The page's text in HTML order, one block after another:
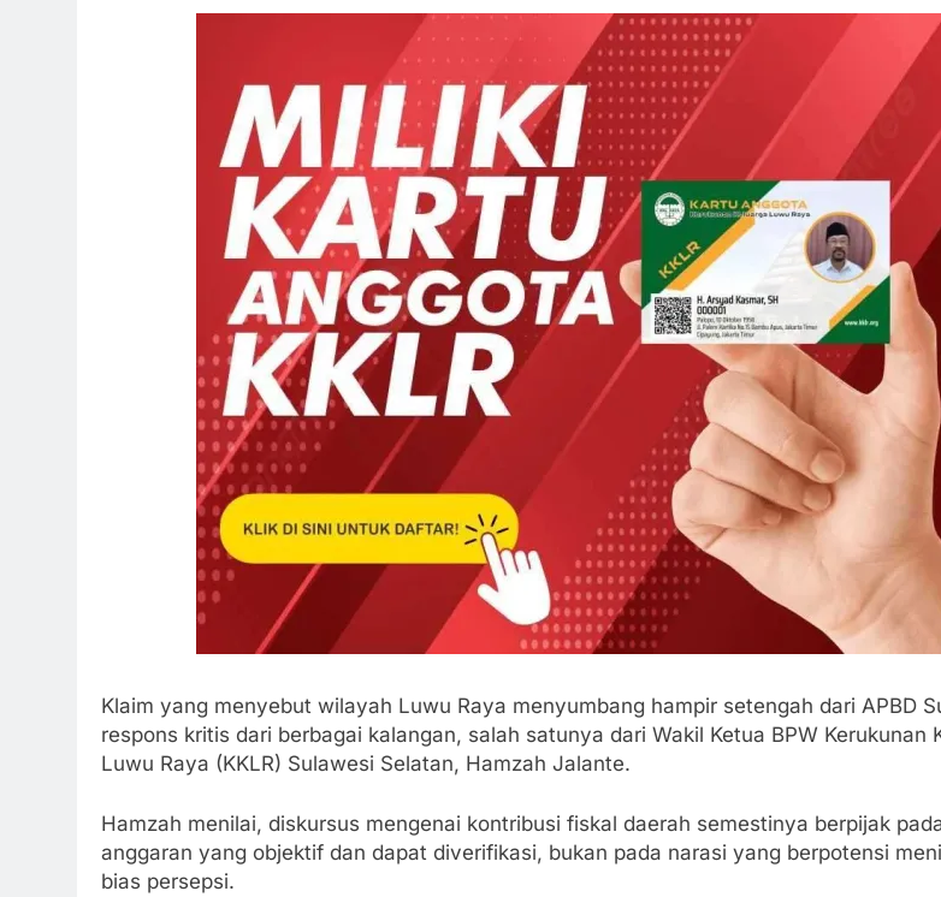
Klaim yang menyebut wilayah Luwu Raya menyumbang hampir setengah dari APBD
respons kritis dari berbagai kalangan, salah satunya dari Wakil Ketua BPW Kerukunan
Luwu Raya (KKLR) Sulawesi Selatan, Hamzah Jalante.
Hamzah menilai, diskursus mengenai kontribusi fiskal daerah semestinya berpijak
anggaran yang objektif dan dapat diverifikasi, bukan pada narasi yang berpotensi
bias persepsi.